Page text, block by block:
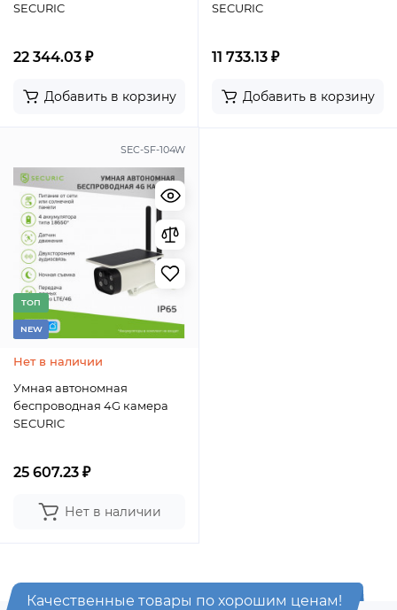
SECURIC
22 344.03 ₽
Добавить в корзину
SECURIC
11 733.13 ₽
Добавить в корзину
SEC-SF-104W
TОП
NEW
Нет в наличии
Умная автономная
беспроводная 4G камера
SECURIC
25 607.23 ₽
Нет в наличии
Качественные товары по хорошим ценам!